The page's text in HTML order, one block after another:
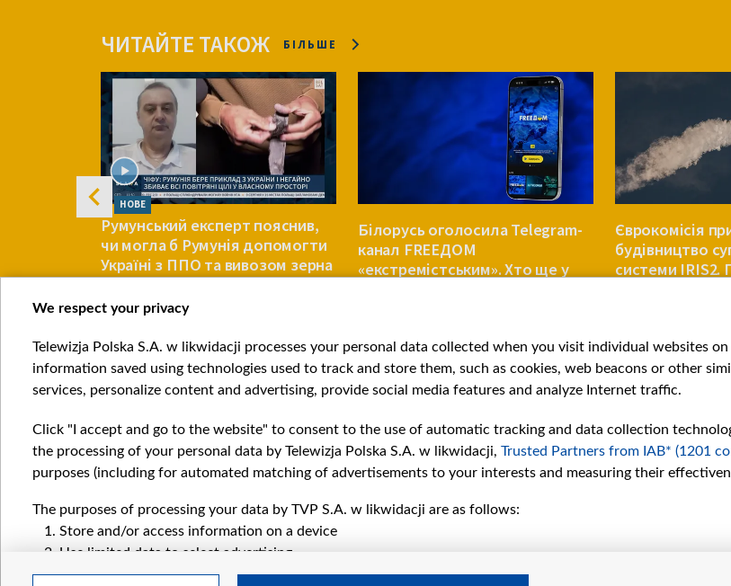
ЧИТАЙТЕ ТАКОЖ БІЛЬШЕ
НОВЕ
Румунський експерт пояснив,
чи могла б Румунія допомогти
Україні з ППО та вивозом зерна
ЄВРОПА
Білорусь оголосила Telegram-
канал FREEДОМ
«екстремістським». Хто ще у
Єврокомісія
будівництво
системи
Item
1
of
Категорії
We respect your privacy
Telewizja Polska S.A. w likwidacji processes your personal data collected when you visit individual websites
information saved using technologies used to track and store them, such as cookies, web beacons or other
services, personalize content and advertising, provide social media features and analyze Internet traffic.
Click "I accept and go to the website" to consent to the use of automatic tracking and data collection
the processing of your personal data by Telewizja Polska S.A. w likwidacji, Trusted Partners from IAB* (1201
purposes (including for automated matching of advertisements to your interests and measuring their
The purposes of processing your data by TVP S.A. w likwidacji are as follows:
Store and/or access information on a device
Use limited data to select advertising
Create profiles for personalised advertising